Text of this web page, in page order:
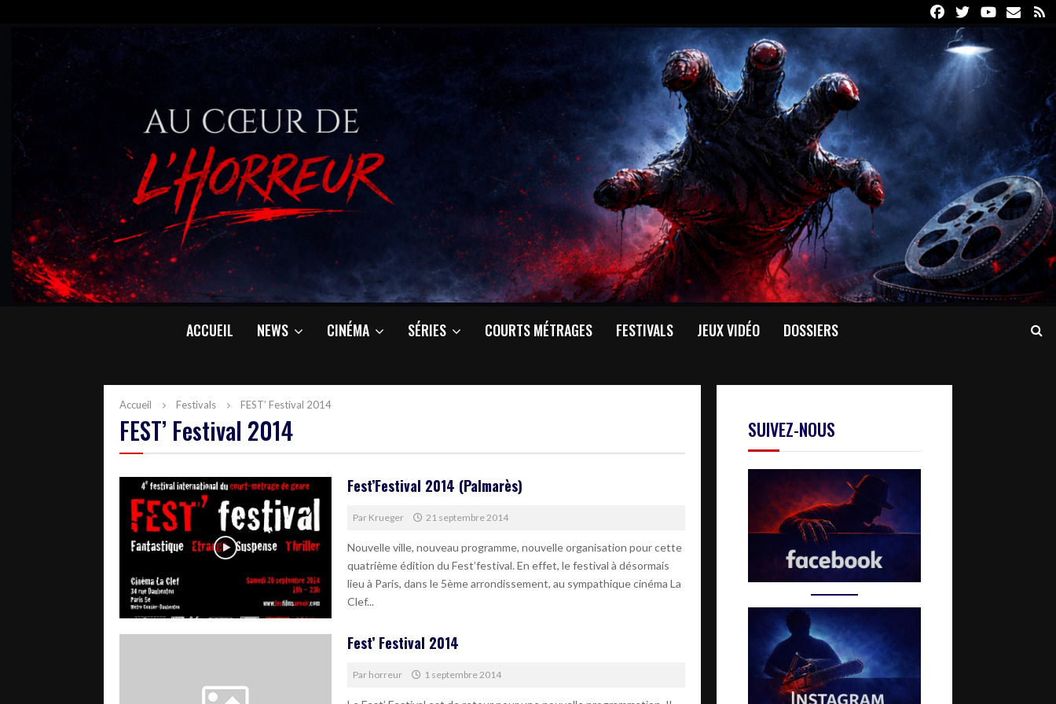
FacebookTwitterYoutube
Email
ACCUEIL NEWS CINÉMA SÉRIES COURTS MÉTRAGES FESTIVALS JEUX VIDÉO DOSSIERS
Accueil Festivals FEST’ Festival 2014
FEST’ Festival 2014
Fest’Festival 2014 (Palmarès)
Par Krueger 21 septembre 2014
Nouvelle ville, nouveau programme, nouvelle organisation pour cette
quatrième édition du Fest’festival. En effet, le festival à désormais
lieu à Paris, dans le 5ème arrondissement, au sympathique cinéma La
Clef...
Fest’ Festival 2014
Par horreur 1 septembre 2014
SUIVEZ-NOUS